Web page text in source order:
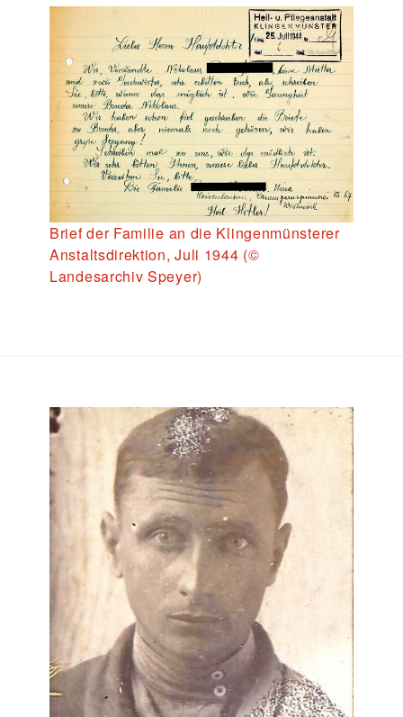
Brief der Familie an die Klingenmünsterer
Anstaltsdirektion, Juli 1944 (©
Landesarchiv Speyer)